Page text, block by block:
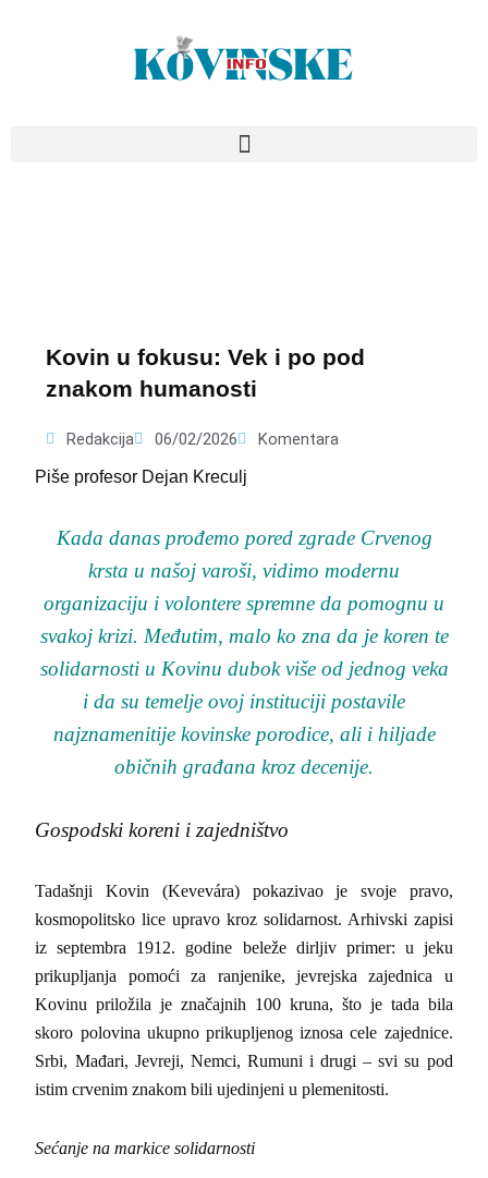
Kovin u fokusu: Vek i po pod
znakom humanosti
Redakcija 06/02/2026 Komentara
Piše profesor Dejan Kreculj
Kada danas prođemo pored zgrade Crvenog
krsta u našoj varoši, vidimo modernu
organizaciju i volontere spremne da pomognu u
svakoj krizi. Međutim, malo ko zna da je koren te
solidarnosti u Kovinu dubok više od jednog veka
i da su temelje ovoj instituciji postavile
najznamenitije kovinske porodice, ali i hiljade
običnih građana kroz decenije.
Gospodski koreni i zajedništvo
Tadašnji Kovin (Kevevára) pokazivao je svoje pravo,
kosmopolitsko lice upravo kroz solidarnost. Arhivski zapisi
iz septembra 1912. godine beleže dirljiv primer: u jeku
prikupljanja pomoći za ranjenike, jevrejska zajednica u
Kovinu priložila je značajnih 100 kruna, što je tada bila
skoro polovina ukupno prikupljenog iznosa cele zajednice.
Srbi, Mađari, Jevreji, Nemci, Rumuni i drugi – svi su pod
istim crvenim znakom bili ujedinjeni u plemenitosti.
Sećanje na markice solidarnosti